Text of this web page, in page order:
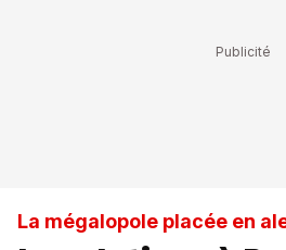
La mégalopole placée en